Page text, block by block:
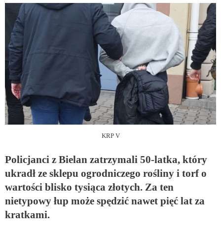
KRP V
Policjanci z Bielan zatrzymali 50-latka, który
ukradł ze sklepu ogrodniczego rośliny i torf o
wartości blisko tysiąca złotych. Za ten
nietypowy łup może spędzić nawet pięć lat za
kratkami.